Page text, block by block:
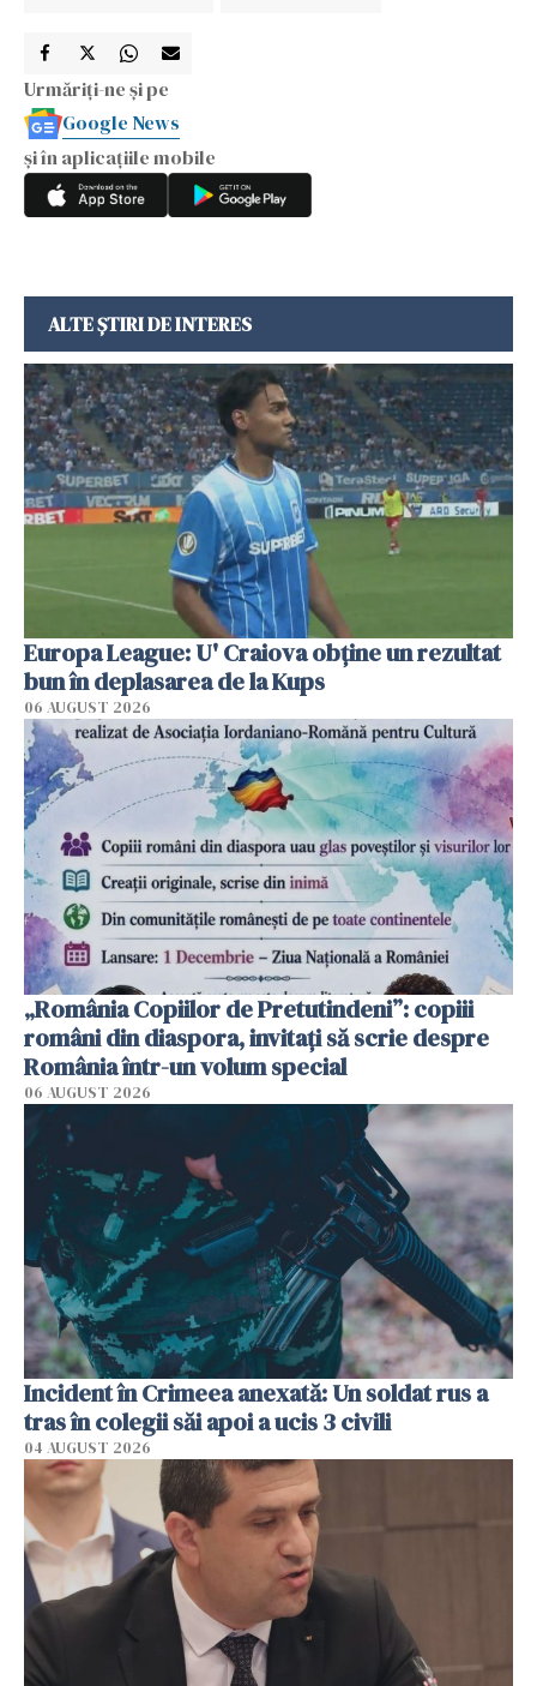
Urmăriți-ne și pe
Google News
și în aplicațiile mobile
ALTE ȘTIRI DE INTERES
Europa League: U' Craiova obține un rezultat
bun în deplasarea de la Kups
06 AUGUST 2026
„România Copiilor de Pretutindeni”: copiii
români din diaspora, invitați să scrie despre
România într-un volum special
06 AUGUST 2026
Incident în Crimeea anexată: Un soldat rus a
tras în colegii săi apoi a ucis 3 civili
04 AUGUST 2026